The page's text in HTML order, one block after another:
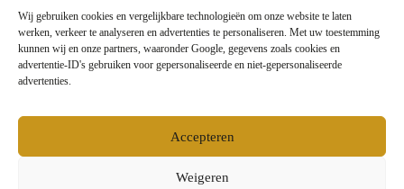
Wij gebruiken cookies en vergelijkbare technologieën om onze website te laten
werken, verkeer te analyseren en advertenties te personaliseren. Met uw toestemming
kunnen wij en onze partners, waaronder Google, gegevens zoals cookies en
advertentie-ID's gebruiken voor gepersonaliseerde en niet-gepersonaliseerde
advertenties.
Accepteren
Weigeren
Services en Contact
Algemene voorwaarden
Retourneren
Privacy
Contact